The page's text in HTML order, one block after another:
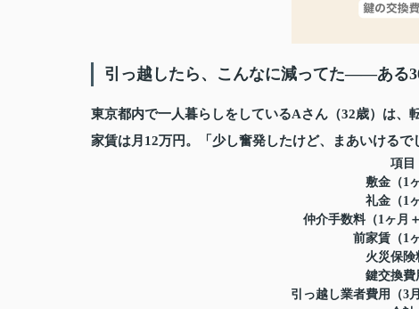
引っ越したら、こんなに減ってた——ある
東京都内で一人暮らしをしているAさん（32歳）は、
家賃は月12万円。「少し奮発したけど、まあいける
項目
敷金（1ヶ月
礼金（1ヶ月
仲介手数料（1ヶ月＋消費
前家賃（1ヶ月
火災保険
鍵交換費
引っ越し業者費用（3月繁忙